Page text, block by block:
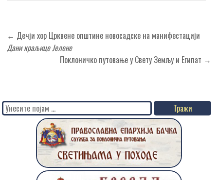
Кретање
чланка
← Дечји хор Црквене општине новосадске на манифестацији
Дани краљице Јелене
Поклоничко путовање у Свету Земљу и Египат →
Search
for: